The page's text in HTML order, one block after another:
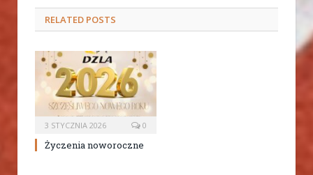
RELATED POSTS
3 STYCZNIA 2026 0
Życzenia noworoczne